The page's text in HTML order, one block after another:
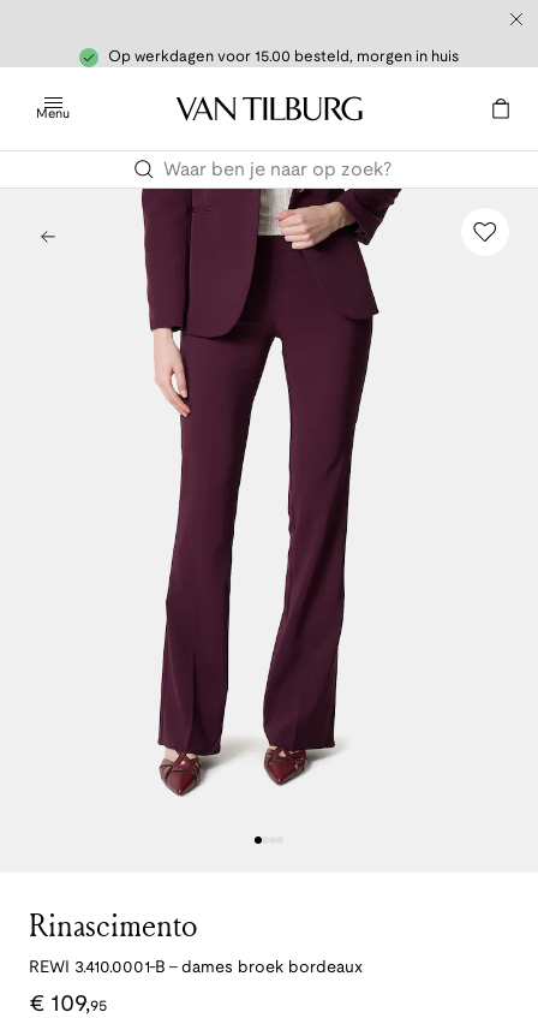
Op werkdagen voor 15.00 besteld, morgen in huis
Menu
Rinascimento
REWI 3.410.0001-B - dames broek bordeaux
€ 109,95